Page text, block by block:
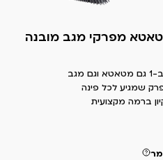
מפרקי מגב מובנה
שמגיע לכל פינה
ברמה מקצועית